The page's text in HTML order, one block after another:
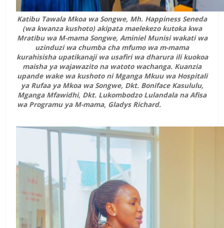
Katibu Tawala Mkoa wa Songwe, Mh. Happiness Seneda
(wa kwanza kushoto) akipata maelekezo kutoka kwa
Mratibu wa M-mama Songwe, Aminiel Munisi wakati wa
uzinduzi wa chumba cha mfumo wa m-mama
kurahisisha upatikanaji wa usafiri wa dharura ili kuokoa
maisha ya wajawazito na watoto wachanga. Kuanzia
upande wake wa kushoto ni Mganga Mkuu wa Hospitali
ya Rufaa ya Mkoa wa Songwe, Dkt. Boniface Kasululu,
Mganga Mfawidhi, Dkt. Lukombodzo Lulandala na Afisa
wa Programu ya M-mama, Gladys Richard.